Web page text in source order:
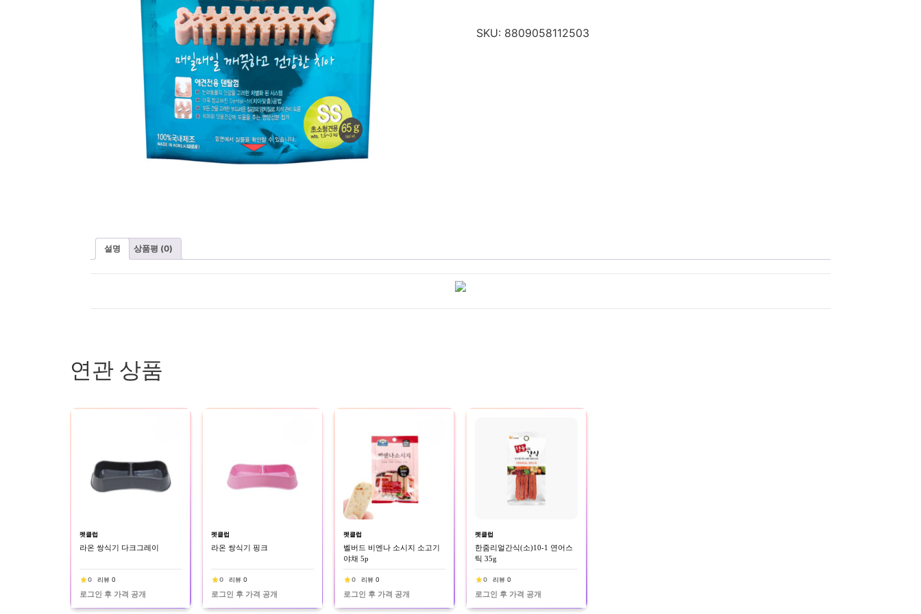
SKU: 8809058112503
설명 상품평 (0)
연관 상품
펫클럽
라온 쌍식기 다크그레이
0 리뷰 0
로그인 후 가격 공개
펫클럽
라온 쌍식기 핑크
0 리뷰 0
로그인 후 가격 공개
펫클럽
벨버드 비엔나 소시지 소고기
야채 5p
0 리뷰 0
로그인 후 가격 공개
펫클럽
한줌리얼간식(소)10-1 연어스
틱 35g
0 리뷰 0
로그인 후 가격 공개